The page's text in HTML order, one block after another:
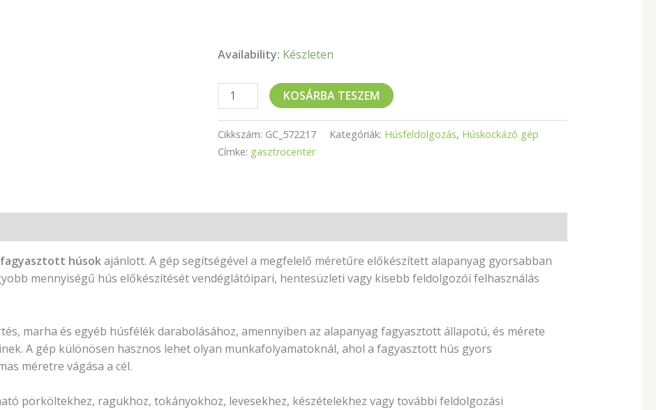
Availability: Készleten
KOSÁRBA TESZEM
Cikkszám: GC_572217 Kategóriák: Húsfeldolgozás, Húskockázó gép
Címke: gasztrocenter
húsokajánlott. A gép segítségével a megfelelő méretűre előkészített alapanyag gyorsabban
mennyiségű hús előkészítését vendéglátóipari, hentesüzleti vagy kisebb feldolgozói felhasználás
marha és egyéb húsfélék darabolásához, amennyiben az alapanyag fagyasztott állapotú, és mérete
A gép különösen hasznos lehet olyan munkafolyamatoknál, ahol a fagyasztott hús gyors
méretre vágása a cél.
pörköltekhez, ragukhoz, tokányokhoz, levesekhez, készételekhez vagy további feldolgozási